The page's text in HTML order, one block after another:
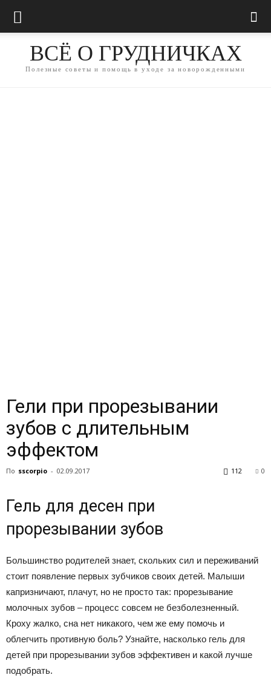
ВСЁ О ГРУДНИЧКАХ
Полезные советы и помощь в уходе за новорожденными
Гели при прорезывании
зубов с длительным
эффектом
По sscorpio - 02.09.2017 0
112
Гель для десен при
прорезывании зубов
Большинство родителей знает, скольких сил и переживаний
стоит появление первых зубчиков своих детей. Малыши
капризничают, плачут, но не просто так: прорезывание
молочных зубов – процесс совсем не безболезненный.
Кроху жалко, сна нет никакого, чем же ему помочь и
облегчить противную боль? Узнайте, насколько гель для
детей при прорезывании зубов эффективен и какой лучше
подобрать.